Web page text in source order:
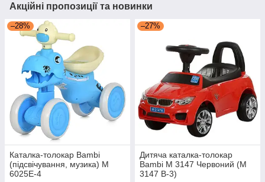
Акційні пропозиції та новинки
–28%
Каталка-толокар Bambi
(підсвічування, музика) M
6025E-4
–27%
Дитяча каталка-толокар
Bambi M 3147 Червоний (M
3147 B-3)